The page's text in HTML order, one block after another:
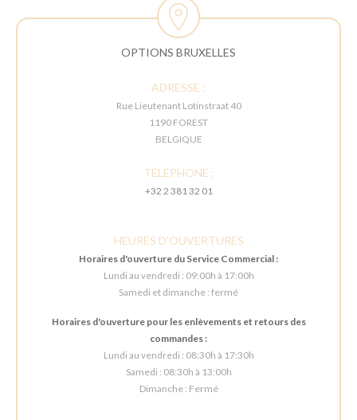
OPTIONS BRUXELLES
ADRESSE :
Rue Lieutenant Lotinstraat 40
1190 FOREST
BELGIQUE
TÉLÉPHONE :
+32 2 381 32 01
HEURES D'OUVERTURES
Horaires d'ouverture du Service Commercial :
Lundi au vendredi : 09:00h à 17:00h
Samedi et dimanche : fermé
Horaires d'ouverture pour les enlèvements et retours des
commandes :
Lundi au vendredi : 08:30h à 17:30h
Samedi : 08:30h à 13:00h
Dimanche : Fermé